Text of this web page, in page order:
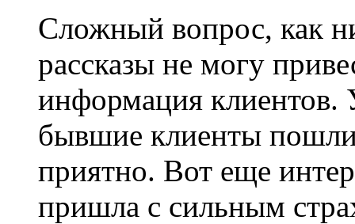
Сложный вопрос, как
рассказы не могу
информация клиентов.
бывшие клиенты пошли
приятно. Вот еще
пришла с сильным